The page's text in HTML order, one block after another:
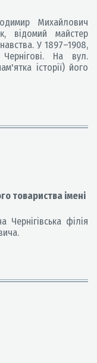
Михайлович
відомий майстер
У 1897–1908,
На вул.
історії) його
товариства імені
філія